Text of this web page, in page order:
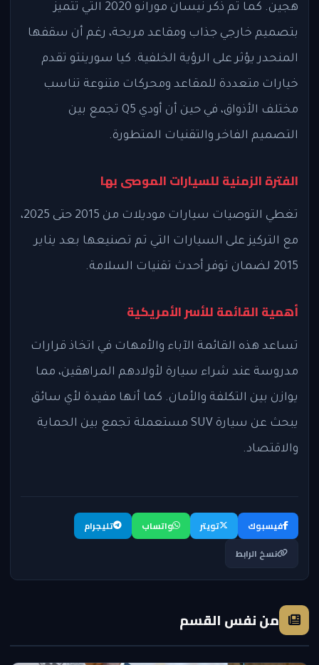
هجين. كما تم ذكر نيسان مورانو 2020 التي تتميز
بتصميم خارجي جذاب ومقاعد مريحة، رغم أن سقفها
المنحدر يؤثر على الرؤية الخلفية. كيا سورينتو تقدم
خيارات متعددة للمقاعد ومحركات متنوعة تناسب
مختلف الأذواق، في حين أن أودي Q5 تجمع بين
التصميم الفاخر والتقنيات المتطورة.
الفترة الزمنية للسيارات الموصى بها
تغطي التوصيات سيارات موديلات من 2015 حتى 2025،
مع التركيز على السيارات التي تم تصنيعها بعد يناير
2015 لضمان توفر أحدث تقنيات السلامة.
أهمية القائمة للأسر الأمريكية
تساعد هذه القائمة الآباء والأمهات في اتخاذ قرارات
مدروسة عند شراء سيارة لأولادهم المراهقين، مما
يوازن بين التكلفة والأمان. كما أنها مفيدة لأي سائق
يبحث عن سيارة SUV مستعملة تجمع بين الحماية
والاقتصاد.
فيسبوك تويتر واتساب
تليجرام
نسخ الرابط
من نفس القسم